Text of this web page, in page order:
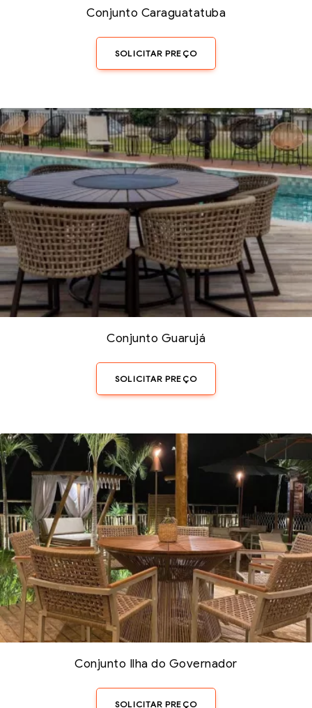
Conjunto Caraguatatuba
SOLICITAR PREÇO
Conjunto Guarujá
SOLICITAR PREÇO
Conjunto Ilha do Governador
SOLICITAR PREÇO